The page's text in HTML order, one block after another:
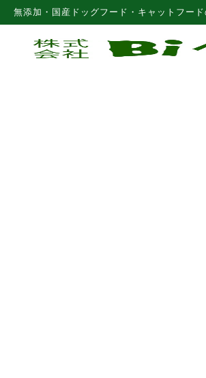
ンツに
進む
無添加・国産ドッグフード・キャットフー